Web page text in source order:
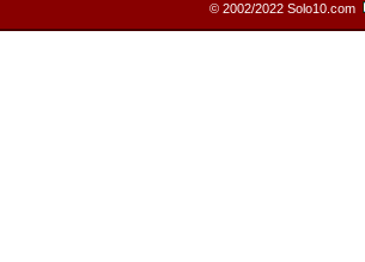
© 2002/2022 Solo10.com